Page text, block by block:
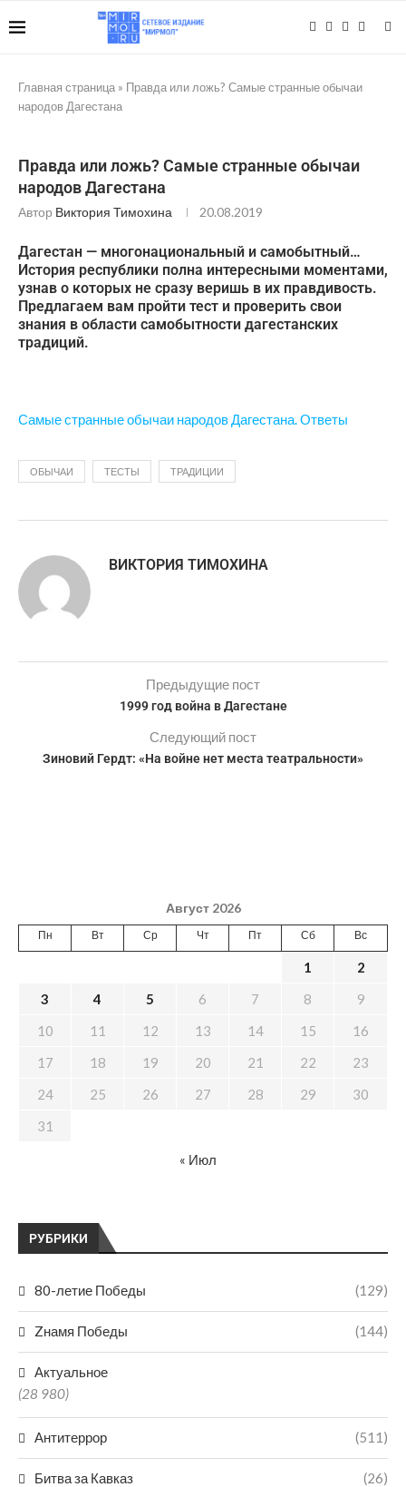
Главная страница » Правда или ложь? Самые странные обычаи
народов Дагестана
Правда или ложь? Самые странные обычаи
народов Дагестана
Автор Виктория Тимохина 20.08.2019
Дагестан — многонациональный и самобытный…
История республики полна интересными моментами,
узнав о которых не сразу веришь в их правдивость.
Предлагаем вам пройти тест и проверить свои
знания в области самобытности дагестанских
традиций.
Самые странные обычаи народов Дагестана. Ответы
ОБЫЧАИ ТЕСТЫ ТРАДИЦИИ
ВИКТОРИЯ ТИМОХИНА
Предыдущие пост
1999 год война в Дагестане
Следующий пост
Зиновий Гердт: «На войне нет места театральности»
РУБРИКИ
80-летие Победы (129)
Zнамя Победы (144)
Актуальное
(28 980)
Антитеррор (511)
Битва за Кавказ (26)
Август 2026
Пн Вт Ср Чт Пт Сб Вс
1
2
3
4 5 6 7 8
9
10
11 12 13 14 15
16
17
18 19 20 21 22
23
24
25 26 27 28 29
30
31
« Июл